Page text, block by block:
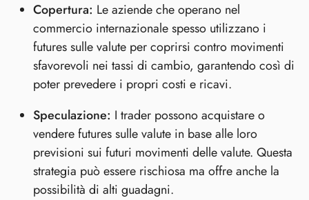
Copertura: Le aziende che operano nel
commercio internazionale spesso utilizzano i
futures sulle valute per coprirsi contro movimenti
sfavorevoli nei tassi di cambio, garantendo così di
poter prevedere i propri costi e ricavi.
Speculazione: I trader possono acquistare o
vendere futures sulle valute in base alle loro
previsioni sui futuri movimenti delle valute. Questa
strategia può essere rischiosa ma offre anche la
possibilità di alti guadagni.